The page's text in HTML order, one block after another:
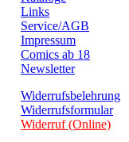
Links
Service/AGB
Impressum
Comics ab 18
Newsletter
Widerrufsbelehrung
Widerrufsformular
Widerruf (Online)